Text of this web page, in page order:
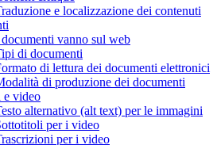
e localizzazione dei contenuti
vanno sul web
di documenti
di lettura dei documenti elettronici
di produzione dei documenti
e video
alternativo (alt text) per le immagini
per i video
per i video